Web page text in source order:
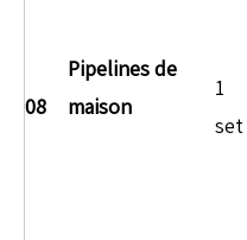
08
Pipelines de
maison
1
set